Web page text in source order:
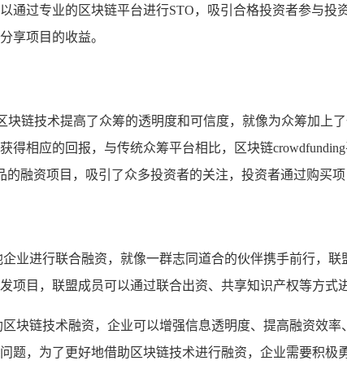
通过专业的区块链平台进行STO，吸引合格投资者参与
享项目的收益。
块链技术提高了众筹的透明度和可信度，就像为众筹加
得相应的回报，与传统众筹平台相比，区块链
融资项目，吸引了众多投资者的关注，投资者通过购买
业进行联合融资，就像一群志同道合的伙伴携手前行，
项目，联盟成员可以通过联合出资、共享知识产权等方式
块链技术融资，企业可以增强信息透明度、提高融资效
题，为了更好地借助区块链技术进行融资，企业需要积